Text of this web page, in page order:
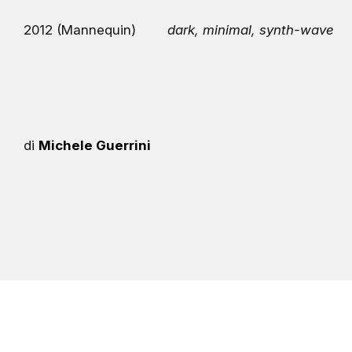
2012 (Mannequin) dark, minimal, synth-wave
di Michele Guerrini